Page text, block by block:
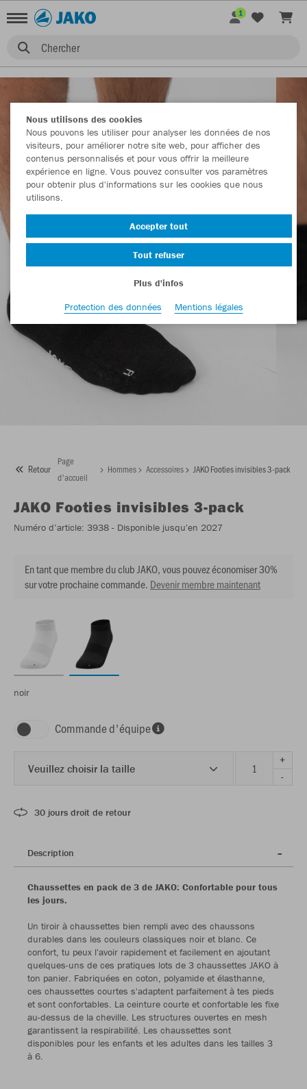
Chercher
1
Retour
Page
d'accueil
Hommes Accessoires JAKO Footies invisibles 3-pack
JAKO Footies invisibles 3-pack
Numéro d’article: 3938 - Disponible jusqu'en 2027
En tant que membre du club JAKO, vous pouvez économiser 30%
sur votre prochaine commande. Devenir membre maintenant
noir
Commande d'équipe
Veuillez choisir la taille
+
-
30 jours droit de retour
Description
Chaussettes en pack de 3 de JAKO: Confortable pour tous
les jours.
Un tiroir à chaussettes bien rempli avec des chaussons
durables dans les couleurs classiques noir et blanc. Ce
confort, tu peux l'avoir rapidement et facilement en ajoutant
quelques-uns de ces pratiques lots de 3 chaussettes JAKO à
ton panier. Fabriquées en coton, polyamide et élasthanne,
ces chaussettes courtes s'adaptent parfaitement à tes pieds
et sont confortables. La ceinture courte et confortable les fixe
au-dessus de la cheville. Les structures ouvertes en mesh
garantissent la respirabilité. Les chaussettes sont
disponibles pour les enfants et les adultes dans les tailles 3
à 6.
Nous utilisons des cookies
Nous pouvons les utiliser pour analyser les données de nos
visiteurs, pour améliorer notre site web, pour afficher des
contenus personnalisés et pour vous offrir la meilleure
expérience en ligne. Vous pouvez consulter vos paramètres
pour obtenir plus d'informations sur les cookies que nous
utilisons.
Accepter tout
Tout refuser
Plus d'infos
Protection des données
Mentions légales